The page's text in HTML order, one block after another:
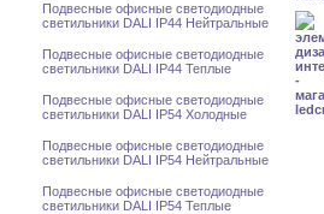
Подвесные офисные светодиодные
светильники DALI IP44 Нейтральные
Подвесные офисные светодиодные
светильники DALI IP44 Теплые
Подвесные офисные светодиодные
светильники DALI IP54 Холодные
Подвесные офисные светодиодные
светильники DALI IP54 Нейтральные
Подвесные офисные светодиодные
светильники DALI IP54 Теплые